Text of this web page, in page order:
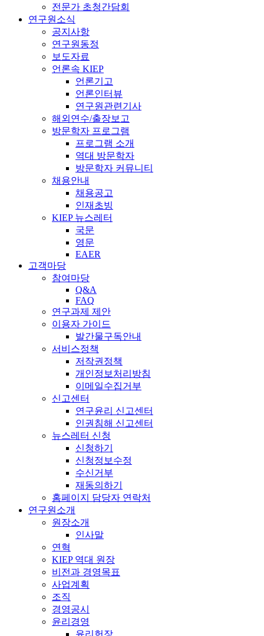
전문가 초청간담회
연구원소식
공지사항
연구원동정
보도자료
언론속 KIEP
언론기고
언론인터뷰
연구원관련기사
해외연수/출장보고
방문학자 프로그램
프로그램 소개
역대 방문학자
방문학자 커뮤니티
채용안내
채용공고
인재초빙
KIEP 뉴스레터
국문
영문
EAER
고객마당
참여마당
Q&A
FAQ
연구과제 제안
이용자 가이드
발간물구독안내
서비스정책
저작권정책
개인정보처리방침
이메일수집거부
신고센터
연구윤리 신고센터
인권침해 신고센터
뉴스레터 신청
신청하기
신청정보수정
수신거부
재동의하기
홈페이지 담당자 연락처
연구원소개
원장소개
인사말
연혁
KIEP 역대 원장
비전과 경영목표
사업계획
조직
경영공시
윤리경영
윤리헌장